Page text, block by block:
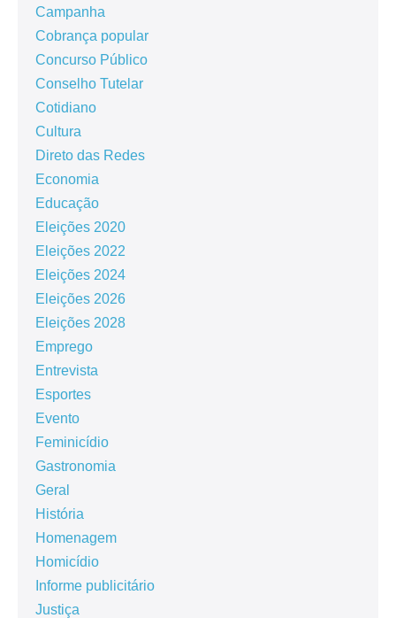
Campanha
Cobrança popular
Concurso Público
Conselho Tutelar
Cotidiano
Cultura
Direto das Redes
Economia
Educação
Eleições 2020
Eleições 2022
Eleições 2024
Eleições 2026
Eleições 2028
Emprego
Entrevista
Esportes
Evento
Feminicídio
Gastronomia
Geral
História
Homenagem
Homicídio
Informe publicitário
Justiça